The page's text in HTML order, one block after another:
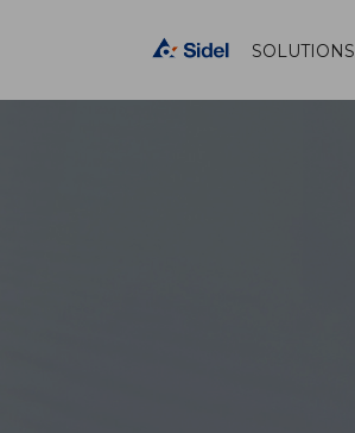
SOLUTIONS